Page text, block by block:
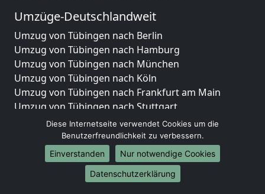
Umzüge-Deutschlandweit
Umzug von Tübingen nach Berlin
Umzug von Tübingen nach Hamburg
Umzug von Tübingen nach München
Umzug von Tübingen nach Köln
Umzug von Tübingen nach Frankfurt am Main
Umzug von Tübingen nach Stuttgart
Umzug von Tübingen nach Düsseldorf
Umzug von Tübingen nach Leipzig
Umzug von Tübingen nach Dortmund
Umzug von Tübingen nach Essen
Umzug von Tübingen nach Bremen
Diese Internetseite verwendet Cookies um die
Benutzerfreundlichkeit zu verbessern.
Einverstanden
Nur notwendige Cookies
Datenschutzerklärung